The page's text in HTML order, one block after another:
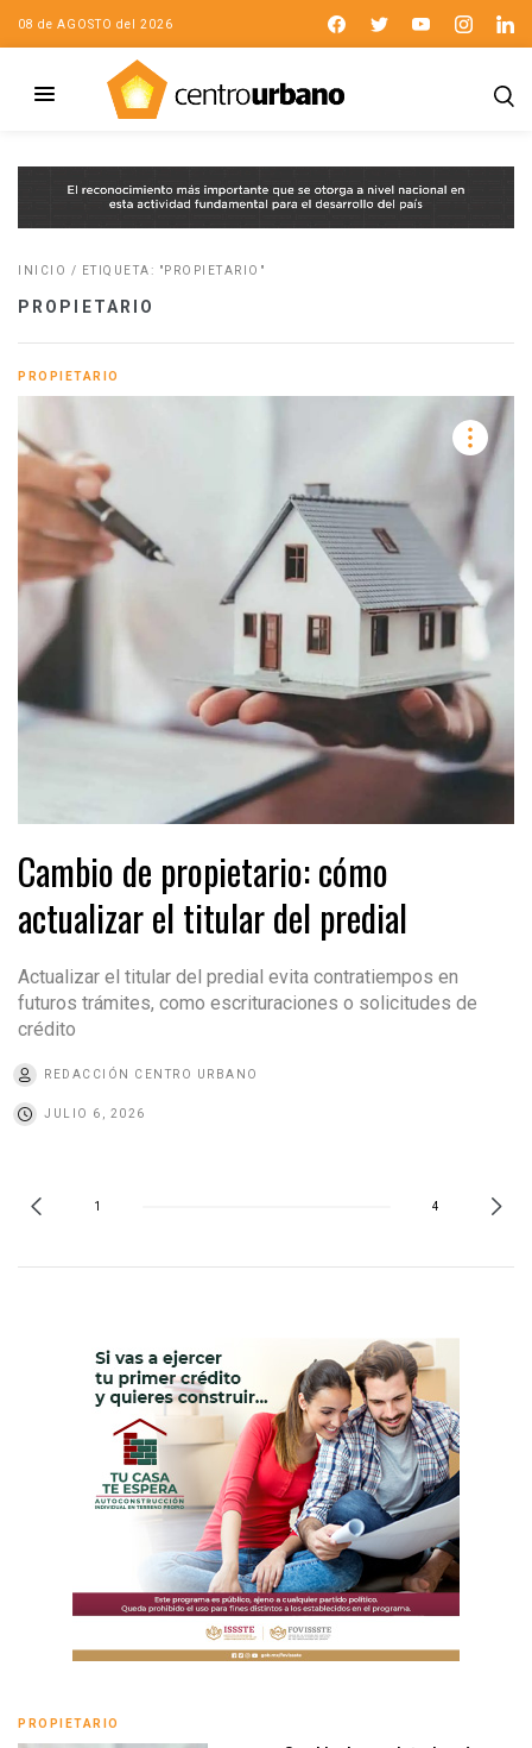
08 de AGOSTO del 2026
INICIO / ETIQUETA: "PROPIETARIO"
PROPIETARIO
PROPIETARIO
Cambio de propietario: cómo
actualizar el titular del predial
Actualizar el titular del predial evita contratiempos en
futuros trámites, como escrituraciones o solicitudes de
crédito
REDACCIÓN CENTRO URBANO
JULIO 6, 2026
1 4
PROPIETARIO